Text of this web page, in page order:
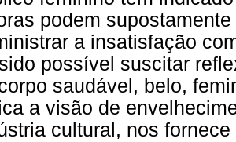
podem
a insatisfação
possível suscitar
saudável, belo,
a visão de
cultural, nos